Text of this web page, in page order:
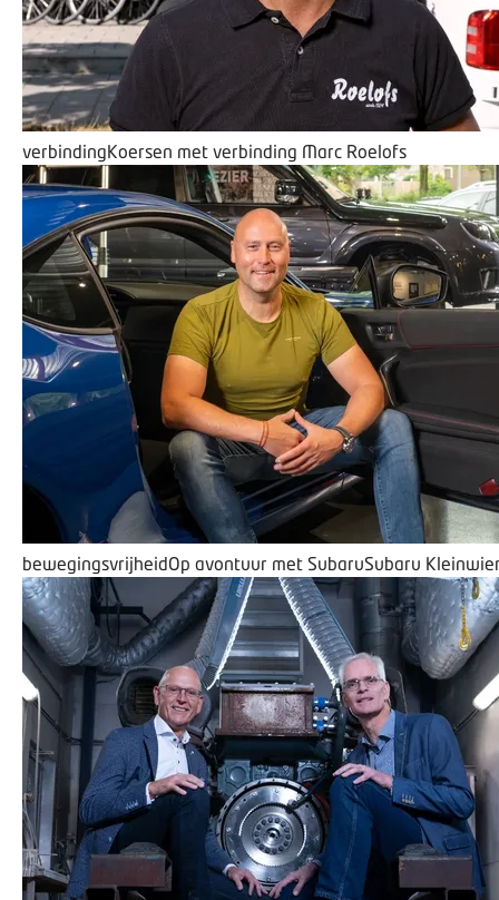
verbindingKoersen met verbinding Marc Roelofs
bewegingsvrijheidOp avontuur met SubaruSubaru